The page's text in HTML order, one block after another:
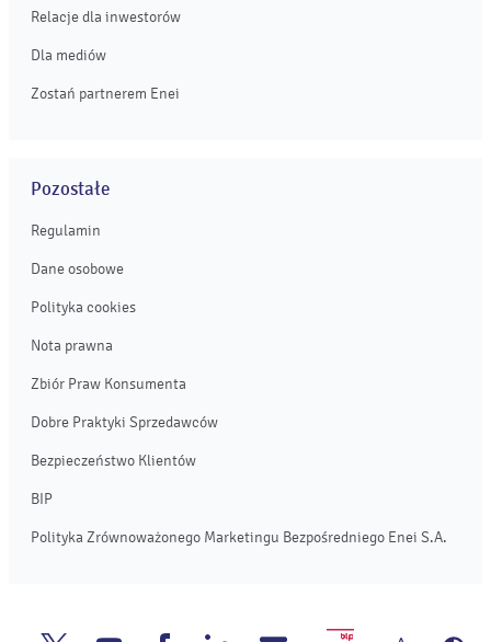
Relacje dla inwestorów
Dla mediów
Zostań partnerem Enei
Pozostałe
Regulamin
Dane osobowe
Polityka cookies
Nota prawna
Zbiór Praw Konsumenta
Dobre Praktyki Sprzedawców
Bezpieczeństwo Klientów
BIP
Polityka Zrównoważonego Marketingu Bezpośredniego Enei S.A.